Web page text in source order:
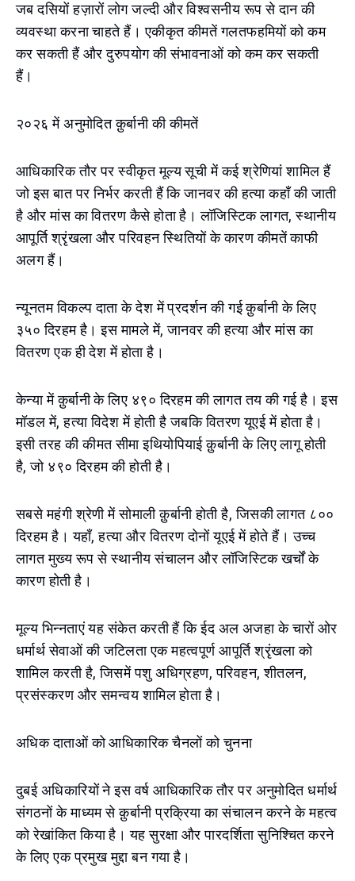
जब दसियों हज़ारों लोग जल्दी और विश्वसनीय रूप से दान की
व्यवस्था करना चाहते हैं। एकीकृत कीमतें गलतफहमियों को कम
कर सकती हैं और दुरुपयोग की संभावनाओं को कम कर सकती
हैं।
२०२६ में अनुमोदित क़ुर्बानी की कीमतें
आधिकारिक तौर पर स्वीकृत मूल्य सूची में कई श्रेणियां शामिल हैं
जो इस बात पर निर्भर करती हैं कि जानवर की हत्या कहाँ की जाती
है और मांस का वितरण कैसे होता है। लॉजिस्टिक लागत, स्थानीय
आपूर्ति श्रृंखला और परिवहन स्थितियों के कारण कीमतें काफी
अलग हैं।
न्यूनतम विकल्प दाता के देश में प्रदर्शन की गई क़ुर्बानी के लिए
३५० दिरहम है। इस मामले में, जानवर की हत्या और मांस का
वितरण एक ही देश में होता है।
केन्या में क़ुर्बानी के लिए ४९० दिरहम की लागत तय की गई है। इस
मॉडल में, हत्या विदेश में होती है जबकि वितरण यूएई में होता है।
इसी तरह की कीमत सीमा इथियोपियाई क़ुर्बानी के लिए लागू होती
है, जो ४९० दिरहम की होती है।
सबसे महंगी श्रेणी में सोमाली क़ुर्बानी होती है, जिसकी लागत ८००
दिरहम है। यहाँ, हत्या और वितरण दोनों यूएई में होते हैं। उच्च
लागत मुख्य रूप से स्थानीय संचालन और लॉजिस्टिक खर्चों के
कारण होती है।
मूल्य भिन्नताएं यह संकेत करती हैं कि ईद अल अजहा के चारों ओर
धर्मार्थ सेवाओं की जटिलता एक महत्वपूर्ण आपूर्ति श्रृंखला को
शामिल करती है, जिसमें पशु अधिग्रहण, परिवहन, शीतलन,
प्रसंस्करण और समन्वय शामिल होता है।
अधिक दाताओं को आधिकारिक चैनलों को चुनना
दुबई अधिकारियों ने इस वर्ष आधिकारिक तौर पर अनुमोदित धर्मार्थ
संगठनों के माध्यम से क़ुर्बानी प्रक्रिया का संचालन करने के महत्व
को रेखांकित किया है। यह सुरक्षा और पारदर्शिता सुनिश्चित करने
के लिए एक प्रमुख मुद्दा बन गया है।